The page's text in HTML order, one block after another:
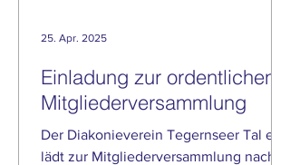
Einladung zur ordentlichen
Mitgliederversammlung
Der Diakonieverein Tegernseer Tal e.V.
lädt zur Mitgliederversammlung nach
25. Apr. 2025